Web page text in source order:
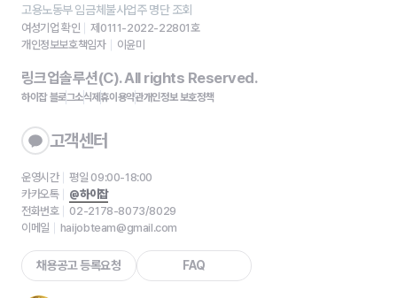
고용노동부 임금체불사업주 명단 조회
여성기업 확인
제0111-2022-22801호
개인정보보호책임자
이윤미
링크업솔루션(C). All rights Reserved.
하이잡 블로그소식제휴이용약관개인정보 보호정책
고객센터
운영시간
평일 09:00-18:00
카카오톡
@하이잡
전화번호
02-2178-8073/8029
이메일
haijobteam@gmail.com
채용공고 등록요청 FAQ